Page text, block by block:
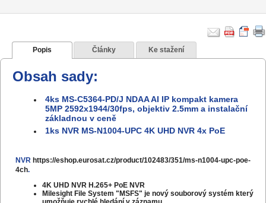
Popis Články Ke stažení
Obsah sady:
4ks MS-C5364-PD/J NDAA AI IP kompakt kamera
5MP 2592x1944/30fps, objektiv 2.5mm a instalační
základnou v ceně
1ks NVR MS-N1004-UPC 4K UHD NVR 4x PoE
NVR https://eshop.eurosat.cz/product/102483/351/ms-n1004-upc-poe-
4ch.
4K UHD NVR H.265+ PoE NVR
Milesight File System "MSFS" je nový souborový systém který